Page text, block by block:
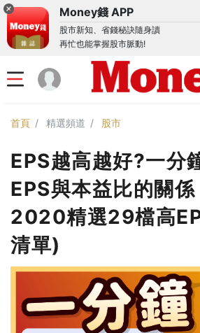
Money錢 APP
股市新知、省錢秘訣隨身讀
再忙也能掌握股市脈動!
首頁 精選頻道 股市
EPS越高越好?一分
EPS與本益比的關
2020精選29檔高
清單)